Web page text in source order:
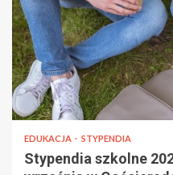
EDUKACJA STYPENDIA
Stypendia szkolne